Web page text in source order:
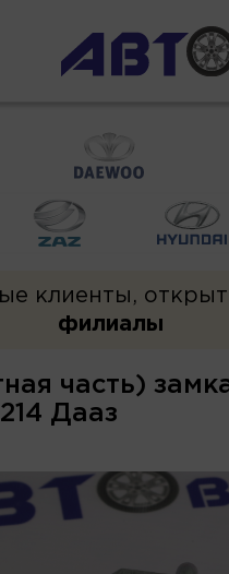
клиенты,
филиалы
часть)
Дааз